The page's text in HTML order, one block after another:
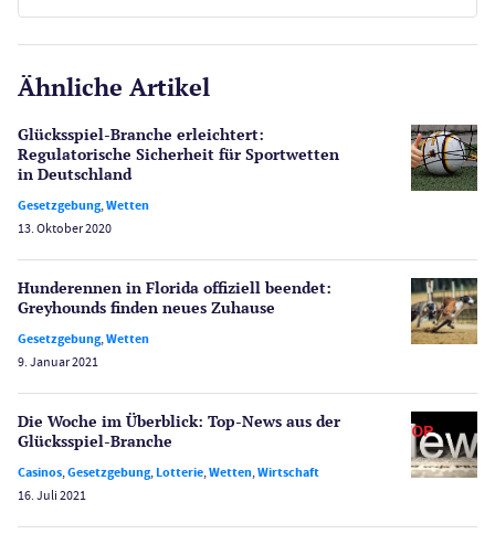
Gesetzgebung
Lotterie
Poker
Schlagzeilen
Spiele
Spielerschutz
Sport
Wetten
CasinoOnline.de
PayPal Casinos
Novoline Casinos
Merkur Casinos
Spielautomaten
Casino Testberichte
Bonus Ohne Einzahlung
Ähnliche Artikel
Glücksspiel-Branche erleichtert:
Regulatorische Sicherheit für Sportwetten
in Deutschland
Gesetzgebung,Wetten
13. Oktober 2020
Hunderennen in Florida offiziell beendet:
Greyhounds finden neues Zuhause
Gesetzgebung,Wetten
9. Januar 2021
Die Woche im Überblick: Top-News aus der
Glücksspiel-Branche
Casinos,Gesetzgebung,Lotterie,Wetten,Wirtschaft
16. Juli 2021